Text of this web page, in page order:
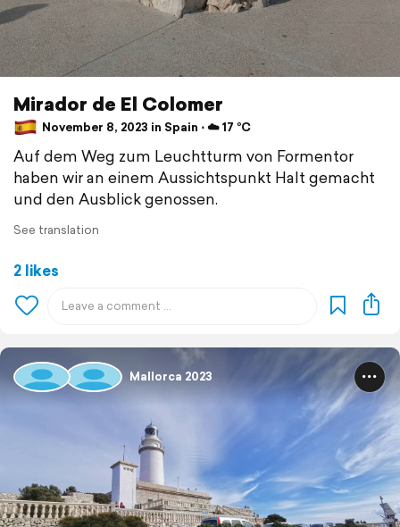
Mirador de El Colomer
November 8, 2023 in Spain ⋅ ☁️ 17 °C
Auf dem Weg zum Leuchtturm von Formentor
haben wir an einem Aussichtspunkt Halt gemacht
und den Ausblick genossen.
See translation
2 likes
Mallorca 2023